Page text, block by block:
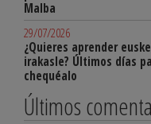
Malba
29/07/2026
¿Quieres aprender
irakasle? Últimos días
chequéalo
Últimos